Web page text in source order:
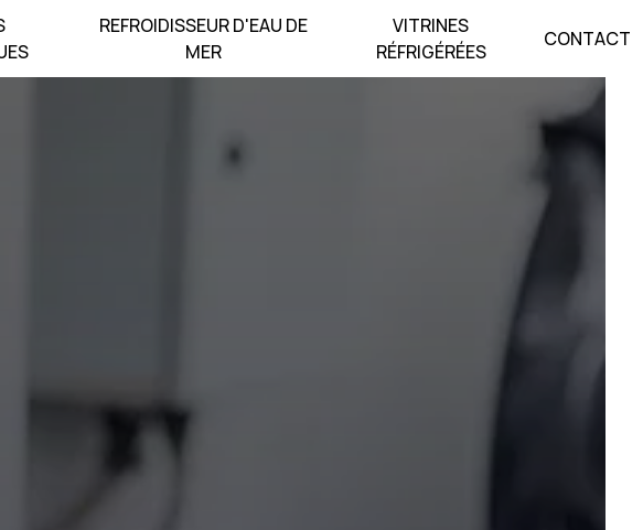
REFROIDISSEUR D'EAU DE
MER
VITRINES
RÉFRIGÉRÉES
CONTACT